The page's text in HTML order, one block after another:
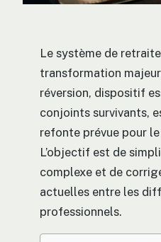
Le système de
transformation
réversion, dispositif
conjoints survivants,
refonte prévue pour
L’objectif est de
complexe et de
actuelles entre les
professionnels.